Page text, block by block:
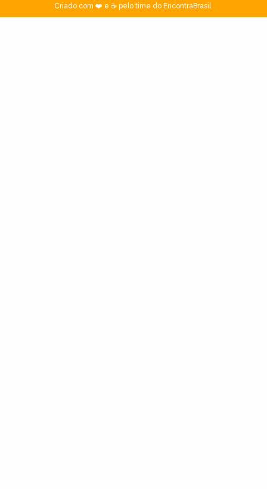
Criado com ❤️ e ☕ pelo time do EncontraBrasil